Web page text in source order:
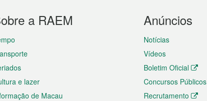
a RAEM
e lazer
de Macau
Anúncios
Notícias
Vídeos
Boletim Oficial
Concursos Públicos
Recrutamento